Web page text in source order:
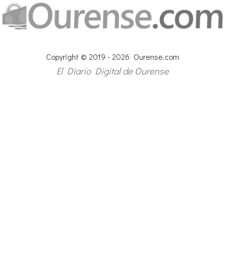
Copyright © 2019 - 2026 Ourense.com
El Diario Digital de Ourense